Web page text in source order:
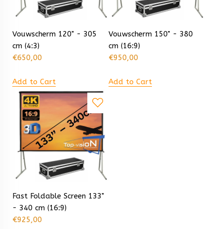
Vouwscherm 120" - 305
cm (4:3)
€650,00
Add to Cart
Vouwscherm 150" - 380
cm (16:9)
€950,00
Add to Cart
Fast Foldable Screen 133"
- 340 cm (16:9)
€925,00